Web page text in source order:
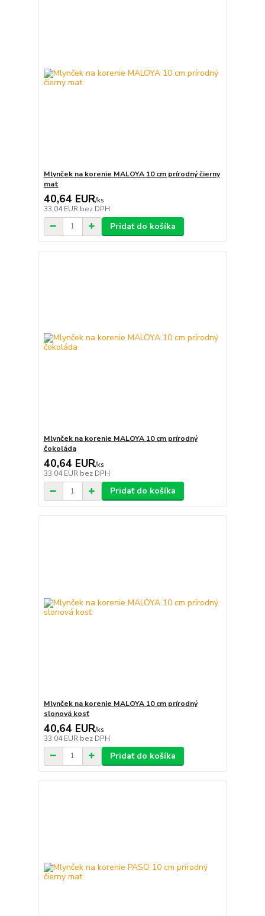
Mlynček na korenie MALOYA 10 cm prírodný čierny
mat
40,64 EUR/ks
33,04 EUR bez DPH
Pridať do košíka
Mlynček na korenie MALOYA 10 cm prírodný
čokoláda
40,64 EUR/ks
33,04 EUR bez DPH
Pridať do košíka
Mlynček na korenie MALOYA 10 cm prírodný
slonová kosť
40,64 EUR/ks
33,04 EUR bez DPH
Pridať do košíka